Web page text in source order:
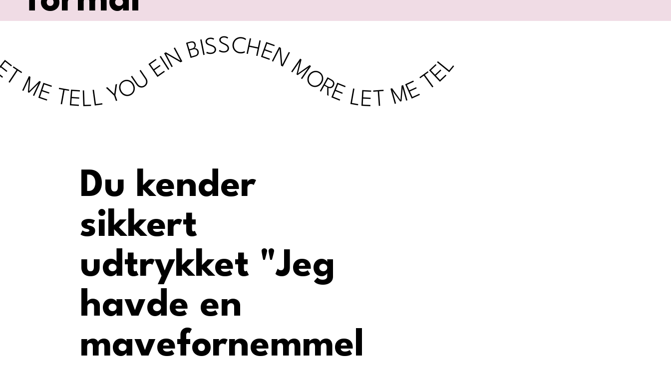
MORE LET ME TELL YOU EIN BISSCHEN MORE LET ME TELL YOU EIN BISSCHEN MORE LET ME TELL YOU EIN BISSCHEN MORE LET ME TELL YOU EIN BISSCHEN MORE LET ME TELL YOU EIN BISSCHEN MORE LET ME TELL YOU EIN BISSCHEN MORE LET ME TELL YOU EIN BISSCHEN MORE LET ME TELL YOU EIN BISSCHEN MORE LET ME TELL YOU EIN BISSCHEN MORE
Du kender
sikkert
udtrykket "Jeg
havde en
mavefornemmel